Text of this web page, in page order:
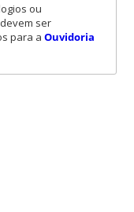
ou
ser
para a Ouvidoria